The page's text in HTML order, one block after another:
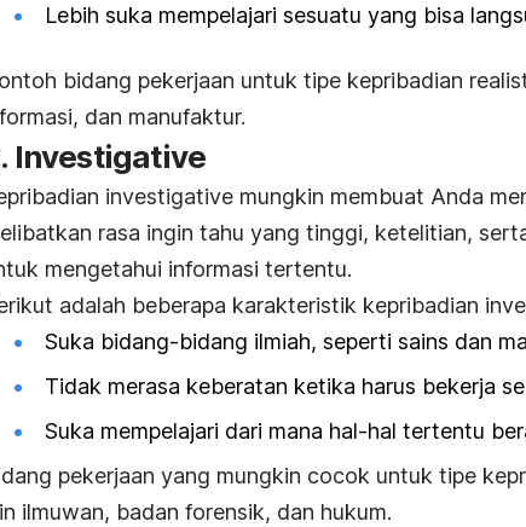
Lebih suka mempelajari sesuatu yang bisa
bidang pekerjaan untuk tipe kepribadian
dan manufaktur.
Investigative
investigative mungkin membuat Anda
rasa ingin tahu yang tinggi, ketelitian,
mengetahui informasi tertentu.
adalah beberapa karakteristik kepribadian
Suka bidang-bidang ilmiah, seperti sains dan
Tidak merasa keberatan ketika harus bekerja
Suka mempelajari dari mana hal-hal tertentu
pekerjaan yang mungkin cocok untuk tipe
ilmuwan, badan forensik, dan hukum.